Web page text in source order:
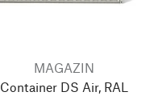
MAGAZIN
Container DS Air, RAL